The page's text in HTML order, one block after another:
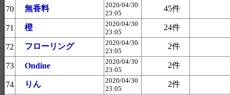
70 無香料
2020/04/30
23:05
45件
71 橙
2020/04/30
23:05
24件
72 フローリング
2020/04/30
23:05
2件
73 Ondine
2020/04/30
23:05
2件
74 りん
2020/04/30
23:05
2件